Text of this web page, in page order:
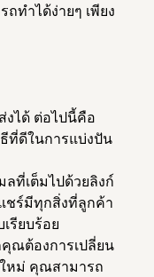
ทำได้ง่ายๆ เพียง
งได้ ต่อไปนี้คือ
ธีที่ดีในการแบ่งปัน
ลที่เต็มไปด้วยลิงก์
ชร์มีทุกสิ่งที่ลูกค้า
รียบร้อย
ณต้องการเปลี่ยน
หม่ คุณสามารถ